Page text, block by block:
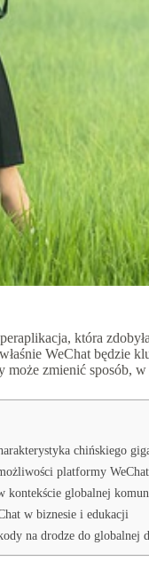
która
WeChat będzie
może zmienić sposób,
chińskiego
platformy WeChat
kontekście globalnej
w biznesie i edukacji
na drodze do globalnej